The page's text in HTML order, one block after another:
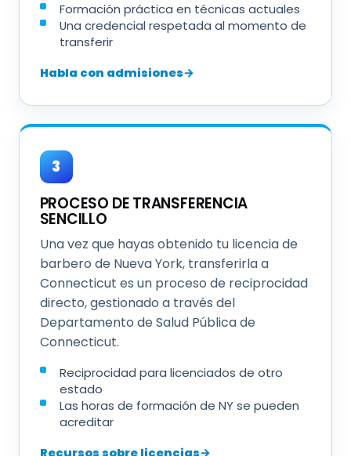
Formación práctica en técnicas actuales
Una credencial respetada al momento de
transferir
Habla con admisiones→
3
PROCESO DE TRANSFERENCIA
SENCILLO
Una vez que hayas obtenido tu licencia de
barbero de Nueva York, transferirla a
Connecticut es un proceso de reciprocidad
directo, gestionado a través del
Departamento de Salud Pública de
Connecticut.
Reciprocidad para licenciados de otro
estado
Las horas de formación de NY se pueden
acreditar
Recursos sobre licencias→